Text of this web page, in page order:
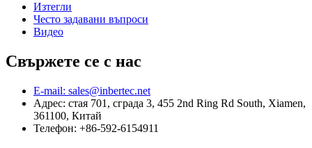
Изтегли
Често задавани въпроси
Видео
Свържете се с нас
E-mail: sales@inbertec.net
Адрес: стая 701, сграда 3, 455 2nd Ring Rd South, Xiamen,
361100, Китай
Телефон: +86-592-6154911